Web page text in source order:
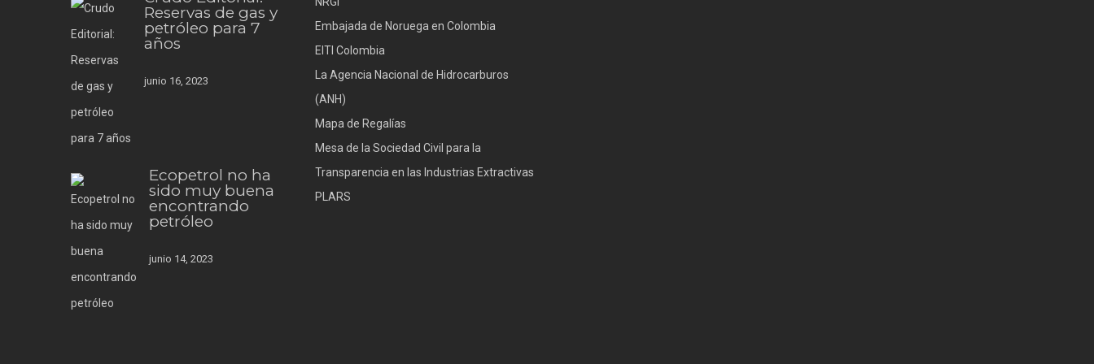
Reservas de gas y
petróleo para 7
años
junio 16, 2023
Ecopetrol no ha
sido muy buena
encontrando
petróleo
junio 14, 2023
Embajada de Noruega en Colombia
EITI Colombia
La Agencia Nacional de Hidrocarburos
(ANH)
Mapa de Regalías
Mesa de la Sociedad Civil para la
Transparencia en las Industrias Extractivas
PLARS